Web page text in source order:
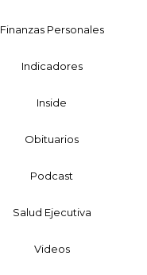
Finanzas Personales
Indicadores
Inside
Obituarios
Podcast
Salud Ejecutiva
Videos